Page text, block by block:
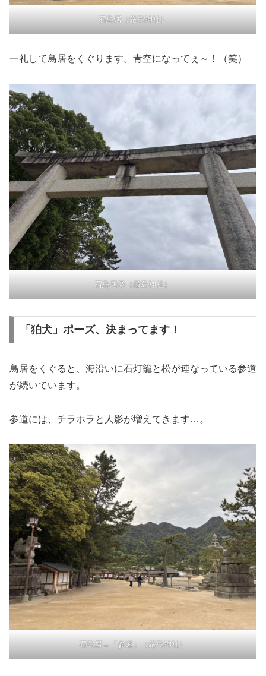
石鳥居（厳島神社）
一礼して鳥居をくぐります。青空になってぇ～！（笑）
石鳥居②（厳島神社）
「狛犬」ポーズ、決まってます！
鳥居をくぐると、海沿いに石灯籠と松が連なっている参道
が続いています。
参道には、チラホラと人影が増えてきます…。
石鳥居→「参道」（厳島神社）